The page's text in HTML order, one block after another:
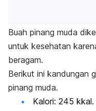
Buah pinang muda
untuk kesehatan
beragam.
Berikut ini kandungan
pinang muda.
Kalori: 245 kkal.